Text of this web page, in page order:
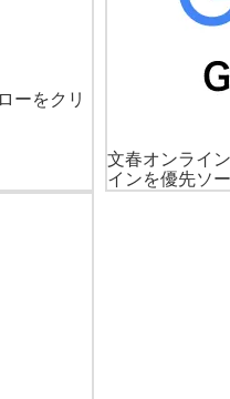
ーをクリ
文春オンライ
インを優先ソ